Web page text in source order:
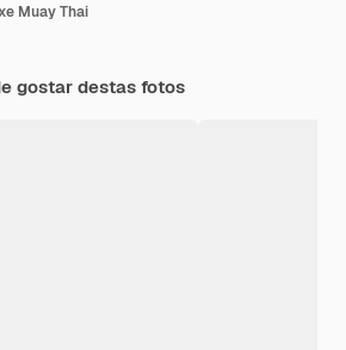
Muay Thai
gostar destas fotos